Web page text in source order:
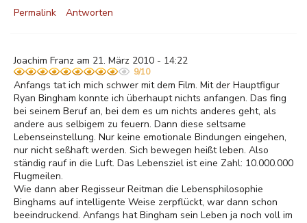
Permalink
Antworten
Joachim Franz am 21. März 2010 - 14:22
9/10
Anfangs tat ich mich schwer mit dem Film. Mit der Hauptfigur
Ryan Bingham konnte ich überhaupt nichts anfangen. Das fing
bei seinem Beruf an, bei dem es um nichts anderes geht, als
andere aus selbigem zu feuern. Dann diese seltsame
Lebenseinstellung. Nur keine emotionale Bindungen eingehen,
nur nicht seßhaft werden. Sich bewegen heißt leben. Also
ständig rauf in die Luft. Das Lebensziel ist eine Zahl: 10.000.000
Flugmeilen.
Wie dann aber Regisseur Reitman die Lebensphilosophie
Binghams auf intelligente Weise zerpflückt, war dann schon
beeindruckend. Anfangs hat Bingham sein Leben ja noch voll im